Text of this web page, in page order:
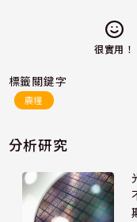
很實用！
標籤關鍵字
農糧
分析研究